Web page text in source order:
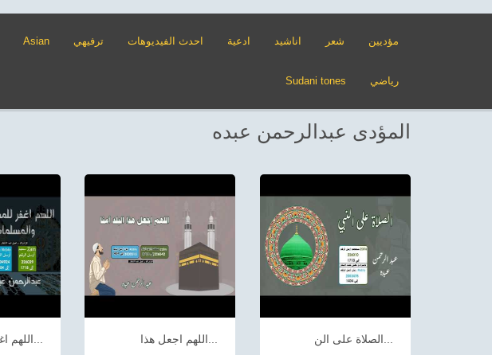
مؤديين شعر اناشيد ادعية احدث الفيديوهات ترفيهي Asian
رياضي Sudani tones
المؤدى عبدالرحمن عبده